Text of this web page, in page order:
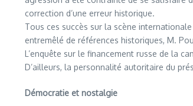
correction d’une erreur historique.
Tous ces succès sur la scène
entremêlé de références historiques, M.
L’enquête sur le financement russe de la
D’ailleurs, la personnalité autoritaire du
Démocratie et nostalgie